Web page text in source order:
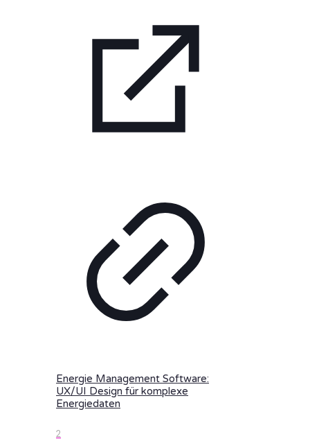
Energie Management Software:
UX/UI Design für komplexe
Energiedaten
2